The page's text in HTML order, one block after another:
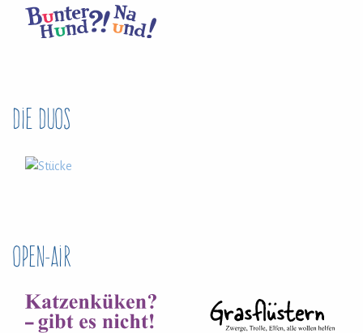
Die Duos
Open-Air